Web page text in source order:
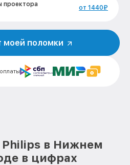
проектора
от 1440₽
Philips от 600₽
от 400₽
Philips от 1645₽
моей поломки
в Нижнем
в цифрах